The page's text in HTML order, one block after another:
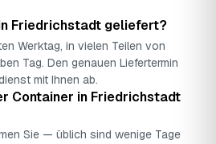
Friedrichstadt geliefert?
Werktag, in vielen Teilen von
Tag. Den genauen Liefertermin
mit Ihnen ab.
Container in Friedrichstadt
Sie — üblich sind wenige Tage